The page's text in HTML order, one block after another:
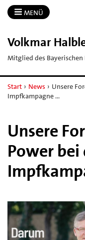
MENÜ
Volkmar
Mitglied des Bayerischen
Start › News › Unsere
Impfkampagne …
Unsere
Power bei